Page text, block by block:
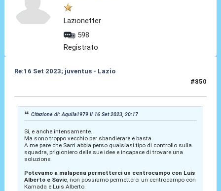
Lazionetter
598
Registrato
Re:16 Set 2023; juventus - Lazio
#850
Citazione di: Aquila1979 il 16 Set 2023, 20:17
Si, e anche intensamente.
Ma sono troppo vecchio per sbandierare e basta.
A me pare che Sarri abbia perso qualsiasi tipo di controllo sulla
squadra, prigioniero delle sue idee e incapace di trovare una
soluzione.
Potevamo a malapena permetterci un centrocampo con Luis
Alberto e Savic, non possiamo permetterci un centrocampo con
Kamada e Luis Alberto.